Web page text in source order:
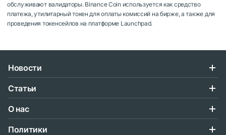
обслуживают валидаторы. Binance Coin используется как средство
платежа, утилитарный токен для оплаты комиссий на бирже, а также для
проведения токенсейлов на платформе Launchpad.
Новости
Статьи
О нас
Политики